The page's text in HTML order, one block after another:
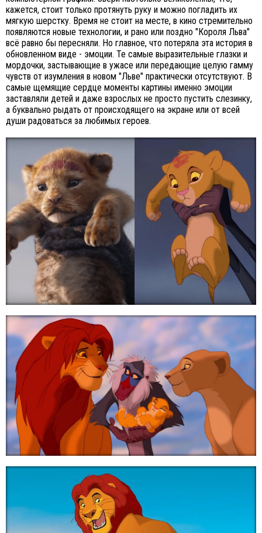
кажется, стоит только протянуть руку и можно погладить их
мягкую шерстку. Время не стоит на месте, в кино стремительно
появляются новые технологии, и рано или поздно "Короля Льва"
всё равно бы пересняли. Но главное, что потеряла эта история в
обновленном виде - эмоции. Те самые выразительные глазки и
мордочки, застывающие в ужасе или передающие целую гамму
чувств от изумления в новом "Льве" практически отсутствуют. В
самые щемящие сердце моменты картины именно эмоции
заставляли детей и даже взрослых не просто пустить слезинку,
а буквально рыдать от происходящего на экране или от всей
души радоваться за любимых героев.